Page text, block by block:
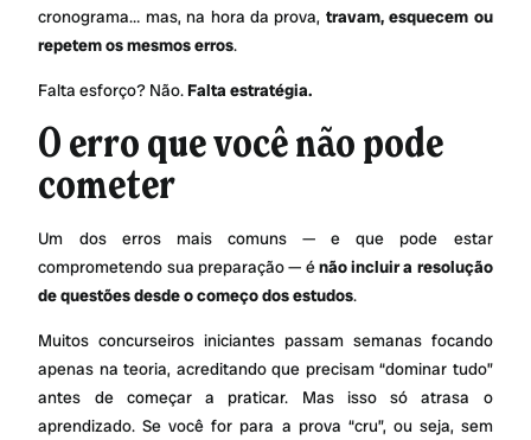
cronograma… mas, na hora da prova, travam, esquecem ou
repetem os mesmos erros.
Falta esforço? Não.Falta estratégia.
O erro que você não pode
cometer
Um dos erros mais comuns — e que pode estar
comprometendo sua preparação — énão incluir a resolução
de questões desde o começo dos estudos.
Muitos concurseiros iniciantes passam semanas focando
apenas na teoria, acreditando que precisam “dominar tudo”
antes de começar a praticar. Mas isso só atrasa o
aprendizado. Se você for para a prova “cru”, ou seja, sem